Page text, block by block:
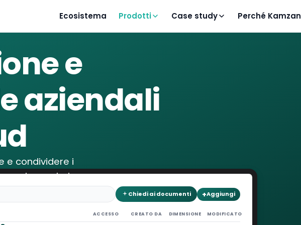
Ecosistema Prodotti Case study Perché Kamzan
e
aziendali
e condividere i
granulari e
Chiedi ai documenti +Aggiungi
ACCESSO CREATO DA DIMENSIONE MODIFICATO